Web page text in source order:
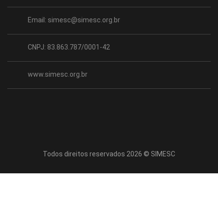
Email: simesc@simesc.org.br
CNPJ: 83.863.787/0001-42
www.simesc.org.br
Todos direitos reservados 2026 © SIMESC